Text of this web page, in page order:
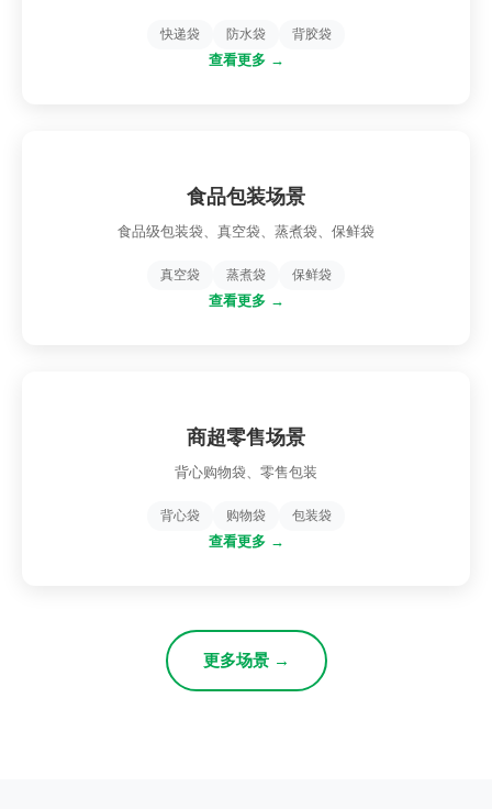
快递袋 防水袋 背胶袋
查看更多 →
食品包装场景
食品级包装袋、真空袋、蒸煮袋、保鲜袋
真空袋 蒸煮袋 保鲜袋
查看更多 →
商超零售场景
背心购物袋、零售包装
背心袋 购物袋 包装袋
查看更多 →
更多场景 →